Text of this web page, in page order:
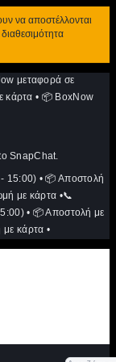
να αποστέλλονται
μεταφορά σε
κάρτα • 📦 BoxNow
SnapChat.
15:00) • 📦 Αποστολή
με κάρτα •📞
• 📦 Αποστολή με
κάρτα •